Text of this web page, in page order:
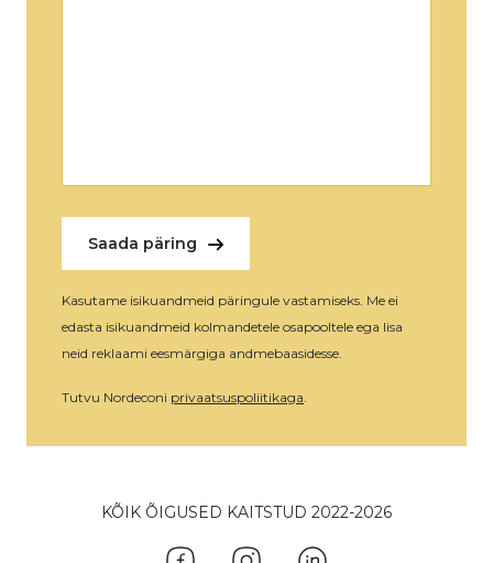
Kasutame isikuandmeid päringule vastamiseks. Me ei
edasta isikuandmeid kolmandetele osapooltele ega lisa
neid reklaami eesmärgiga andmebaasidesse.
Tutvu Nordeconi privaatsuspoliitikaga.
KÕIK ÕIGUSED KAITSTUD 2022-2026